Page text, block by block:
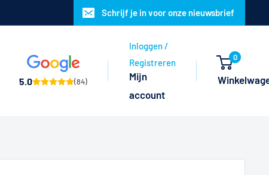
Schrijf je in voor onze nieuwsbrief
5.0
(84)
Inloggen /
Registreren
Mijn
account
0